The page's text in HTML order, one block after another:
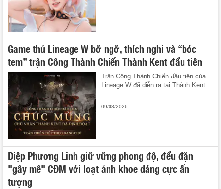
Game thủ Lineage W bỡ ngỡ, thích nghi và “bóc
tem” trận Công Thành Chiến Thành Kent đầu tiên
Trận Công Thành Chiến đầu tiên của
Lineage W đã diễn ra tại Thành Kent
...
09/08/2026
Diệp Phương Linh giữ vững phong độ, đều đặn
"gây mê" CĐM với loạt ảnh khoe dáng cực ấn
tượng